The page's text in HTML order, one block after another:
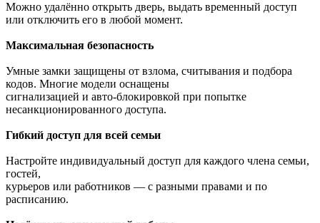
Можно удалённо открыть дверь, выдать временный доступ
или отключить его в любой момент.
Максимальная безопасность
Умные замки защищены от взлома, считывания и подбора
кодов. Многие модели оснащены
сигнализацией и авто-блокировкой при попытке
несанкционированного доступа.
Гибкий доступ для всей семьи
Настройте индивидуальный доступ для каждого члена семьи,
гостей,
курьеров или работников — с разными правами и по
расписанию.